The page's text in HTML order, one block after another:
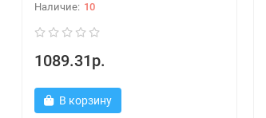
10
1089.31р.
В корзину